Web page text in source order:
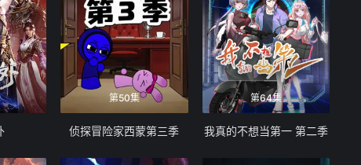
第50集
侦探冒险家西蒙第三季
第64集
我真的不想当第一 第二季